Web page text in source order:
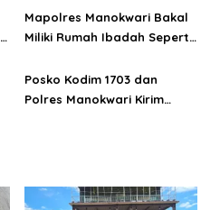
Mapolres Manokwari Bakal
Miliki Rumah Ibadah Seperti
Posko Kodim 1703 dan
Polres Manokwari Kirim